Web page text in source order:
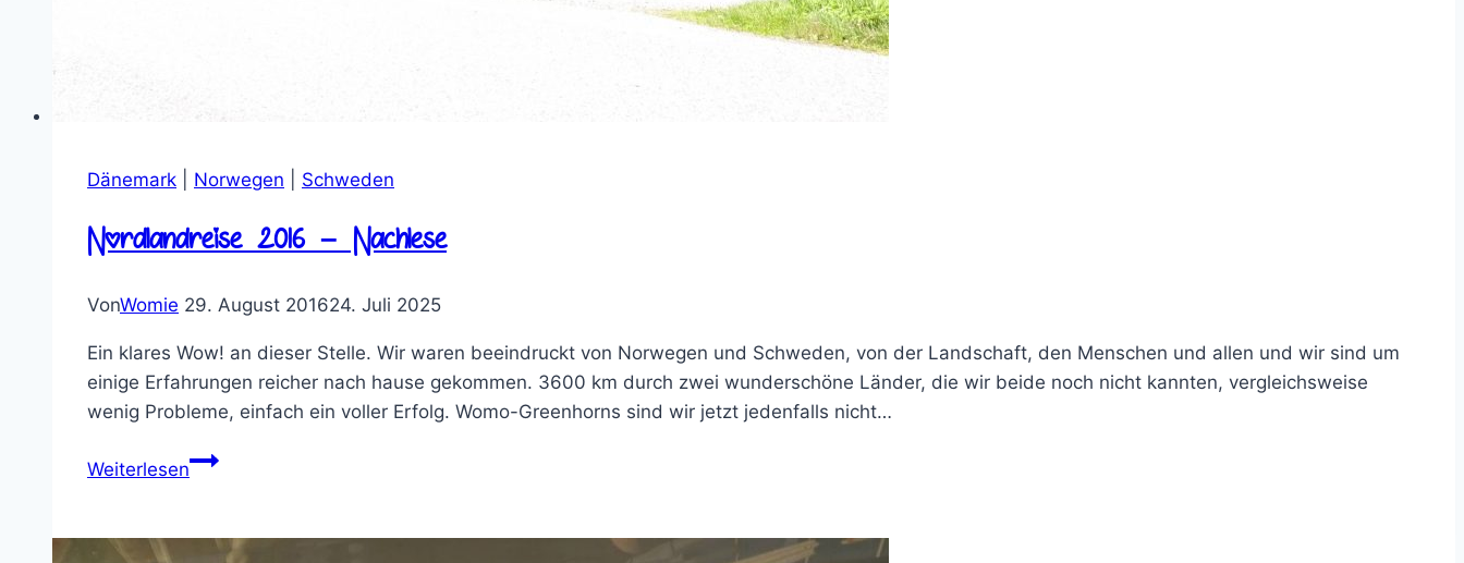
Dänemark Norwegen Schweden
Nordlandreise 2016 – Nachlese
VonWomie 29. August 201624. Juli 2025
Ein klares Wow! an dieser Stelle. Wir waren beeindruckt von Norwegen und Schweden, von der Landschaft, den Menschen und allen und wir sind um
einige Erfahrungen reicher nach hause gekommen. 3600 km durch zwei wunderschöne Länder, die wir beide noch nicht kannten, vergleichsweise
wenig Probleme, einfach ein voller Erfolg. Womo-Greenhorns sind wir jetzt jedenfalls nicht…
WeiterlesenNordlandreise
Nachlese